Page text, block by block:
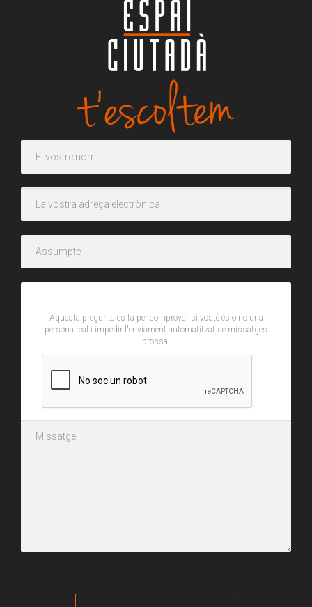
Aquesta pregunta es fa per comprovar si vostè és o no una
persona real i impedir l'enviament automatitzat de missatges
brossa.